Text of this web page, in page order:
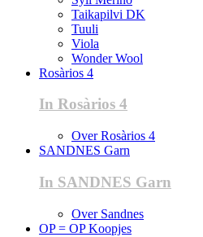
Taikapilvi DK
Tuuli
Viola
Wonder Wool
Rosàrios 4
In Rosàrios 4
Over Rosàrios 4
SANDNES Garn
In SANDNES Garn
Over Sandnes
OP = OP Koopjes